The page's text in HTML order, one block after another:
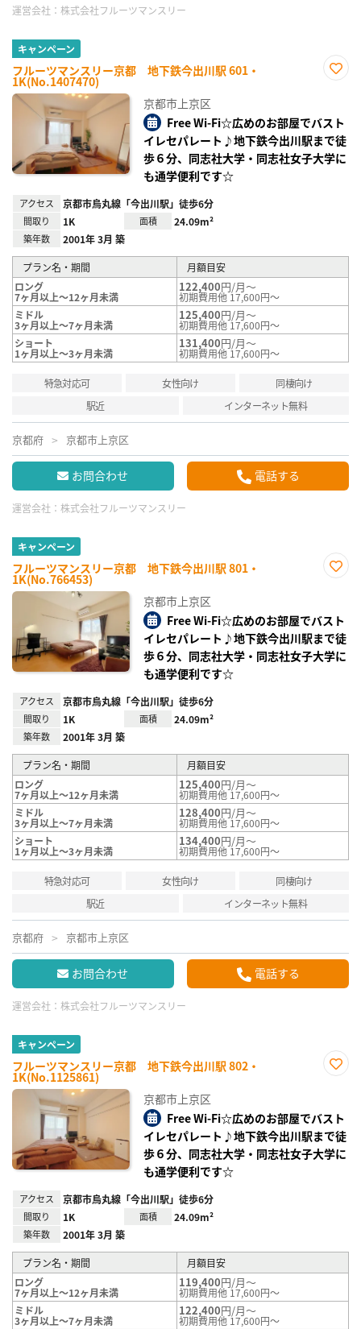
運営会社： 株式会社フルーツマンスリー
キャンペーン
フルーツマンスリー京都 地下鉄今出川駅 601・
1K(No.1407470)
録
京都市上京区
Free Wi-Fi☆広めのお部屋でバスト
イレセパレート♪地下鉄今出川駅まで徒
歩６分、同志社大学・同志社女子大学に
も通学便利です☆
アクセス 京都市烏丸線「今出川駅」徒歩6分
間取り 1K 面積 24.09m²
築年数 2001年 3月 築
プラン名・期間
月額目安
ロング
7ヶ月以上～12ヶ月未満
122,400円/月～
初期費用他 17,600円～
ミドル
3ヶ月以上～7ヶ月未満
125,400円/月～
初期費用他 17,600円～
ショート
1ヶ月以上～3ヶ月未満
131,400円/月～
初期費用他 17,600円～
特急対応可 女性向け
同棲向け
駅近
インターネット無料
京都府 京都市上京区
お問合わせ 電話する
運営会社： 株式会社フルーツマンスリー
キャンペーン
フルーツマンスリー京都 地下鉄今出川駅 801・
1K(No.766453)
録
京都市上京区
Free Wi-Fi☆広めのお部屋でバスト
イレセパレート♪地下鉄今出川駅まで徒
歩６分、同志社大学・同志社女子大学に
も通学便利です☆
アクセス 京都市烏丸線「今出川駅」徒歩6分
間取り 1K 面積 24.09m²
築年数 2001年 3月 築
プラン名・期間
月額目安
ロング
7ヶ月以上～12ヶ月未満
125,400円/月～
初期費用他 17,600円～
ミドル
3ヶ月以上～7ヶ月未満
128,400円/月～
初期費用他 17,600円～
ショート
1ヶ月以上～3ヶ月未満
134,400円/月～
初期費用他 17,600円～
特急対応可 女性向け
同棲向け
駅近
インターネット無料
京都府 京都市上京区
お問合わせ 電話する
運営会社： 株式会社フルーツマンスリー
キャンペーン
フルーツマンスリー京都 地下鉄今出川駅 802・
1K(No.1125861)
録
京都市上京区
Free Wi-Fi☆広めのお部屋でバスト
イレセパレート♪地下鉄今出川駅まで徒
歩６分、同志社大学・同志社女子大学に
も通学便利です☆
アクセス 京都市烏丸線「今出川駅」徒歩6分
間取り 1K 面積 24.09m²
築年数 2001年 3月 築
プラン名・期間
月額目安
ロング
7ヶ月以上～12ヶ月未満
119,400円/月～
初期費用他 17,600円～
ミドル
3ヶ月以上～7ヶ月未満
122,400円/月～
初期費用他 17,600円～